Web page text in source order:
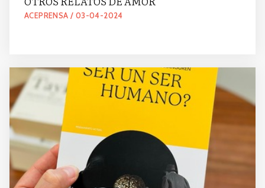
ACEPRENSA / 03-04-2024